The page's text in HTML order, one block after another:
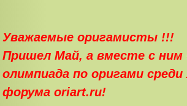
Уважаемые оригамисты !!!
Пришел Май, а вместе с ним
олимпиада по оригами
форума oriart.ru!